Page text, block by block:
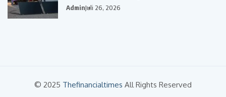
AdminJuli 26, 2026
© 2025 Thefinancialtimes All Rights Reserved